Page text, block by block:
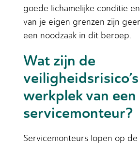
goede lichamelijke conditie
van je eigen grenzen zijn
een noodzaak in dit beroep.
Wat zijn de
werkplek van een
servicemonteur?
Servicemonteurs lopen op